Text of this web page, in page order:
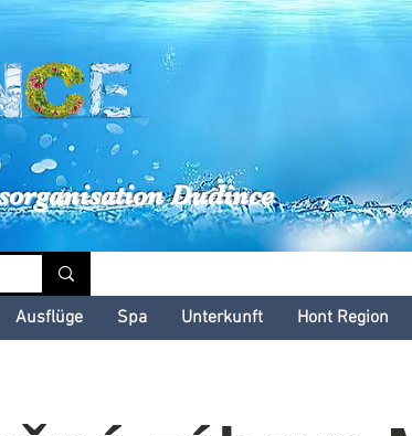
kultúrne leto
Dudince
Ausflüge Spa Unterkunft Hont Region